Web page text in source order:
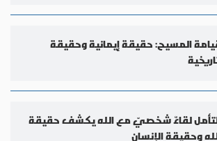
المسيح: حقيقة إيمانية وحقيقة
لقاءٌ شخصيّ مع الله يكشف حقيقة
وحقيقة الإنسان